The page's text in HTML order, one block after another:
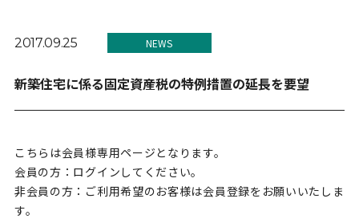
2017.09.25 NEWS
新築住宅に係る固定資産税の特例措置の延長を要望
こちらは会員様専用ページとなります。
会員の方：ログインしてください。
非会員の方：ご利用希望のお客様は会員登録をお願いいたしま
す。